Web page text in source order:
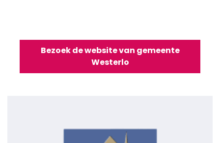
Bezoek de website van gemeente
Westerlo